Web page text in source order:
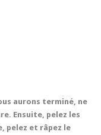
aurons terminé, ne
Ensuite, pelez les
pelez et râpez le